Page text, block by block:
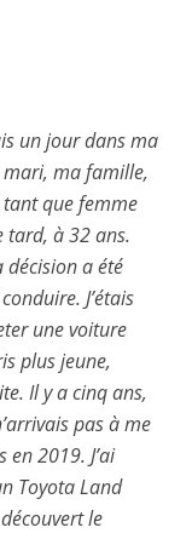
un jour dans ma
mari, ma famille,
que femme
tard, à 32 ans.
décision a été
J’étais
une voiture
plus jeune,
Il y a cinq ans,
pas à me
2019. J’ai
Toyota Land
le